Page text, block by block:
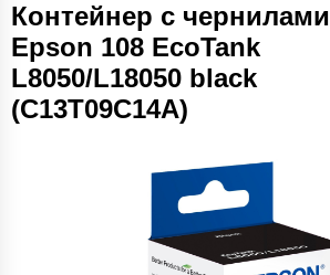
Контейнер с чернилами
Epson 108 EcoTank
L8050/L18050 black
(C13T09C14A)